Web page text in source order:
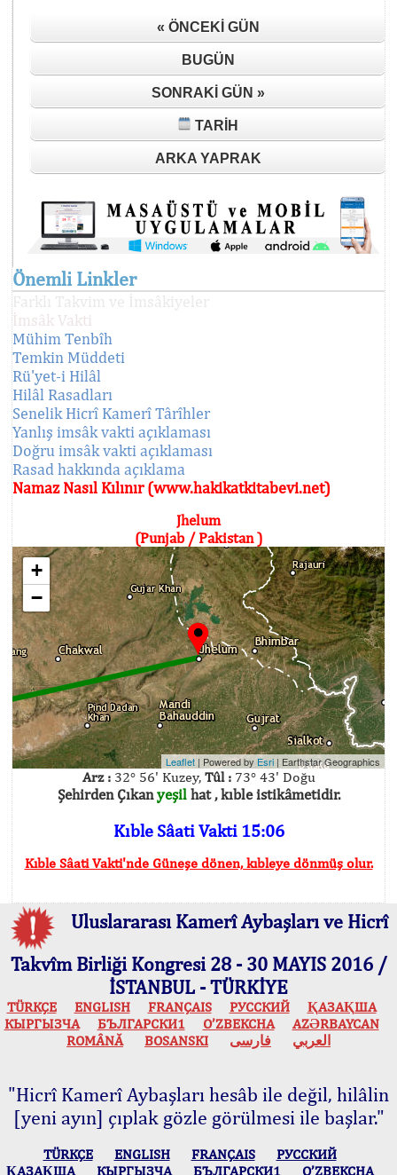
« ÖNCEKI GÜN
BUGÜN
SONRAKI GÜN »
TARIH
ARKA YAPRAK
Önemli Linkler
İmsâk Vakti
Mühim Tenbîh
Temkin Müddeti
Rü'yet-i Hilâl
Hilâl Rasadları
Senelik Hicrî Kamerî Târîhler
Yanlış imsâk vakti açıklaması
Doğru imsâk vakti açıklaması
Rasad hakkında açıklama
Namaz Nasıl Kılınır (www.hakikatkitabevi.net)
Jhelum
(Punjab / Pakistan )
+
−
Leaflet | Powered by Esri | Earthstar Geographics
Arz :32° 56' Kuzey, Tûl :73° 43' Doğu
Şehirden Çıkanyeşilhat , kıble istikâmetidir.
Kıble Sâati Vakti 15:06
Kıble Sâati Vakti'nde Güneşe dönen, kıbleye dönmüş olur.
Uluslararası Kamerî Aybaşları ve Hicrî
Takvîm Birliği Kongresi 28 - 30 MAYIS 2016 /
İSTANBUL - TÜRKİYE
TÜRKÇE ENGLISH FRANÇAIS РУССКИЙ
ҚАЗАҚША
КЫPГЫЗЧA
БЪЛГАРСКИ1 O’ZBEKCHA
AZӘRBAYCAN
ROMÂNĂ
BOSANSKI العربي فارسی
"Hicrî Kamerî Aybaşları hesâb ile değil, hilâlin
[yeni ayın] çıplak gözle görülmesi ile başlar."
TÜRKÇE ENGLISH FRANÇAIS
РУССКИЙ
ҚАЗАҚША
КЫPГЫЗЧA БЪЛГАРСКИ1 O’ZBEKCHA